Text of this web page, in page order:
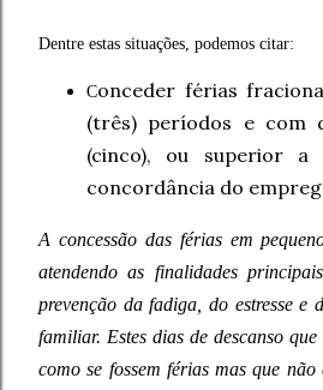
Dentre estas situações, podemos citar:
Conceder férias
(três) períodos e com
(cinco), ou superior
concordância do
A concessão das férias em
atendendo as finalidades
prevenção da fadiga, do estresse e
familiar. Estes dias de descanso
como se fossem férias mas que